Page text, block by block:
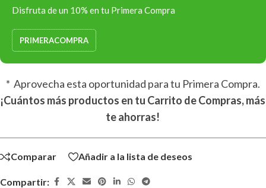
Disfruta de un 10% en tu Primera Compra
PRIMERACOMPRA
* Aprovecha esta oportunidad para tu Primera Compra.
¡Cuántos más productos en tu Carrito de Compras, más
te ahorras!
Comparar Añadir a la lista de deseos
Compartir: